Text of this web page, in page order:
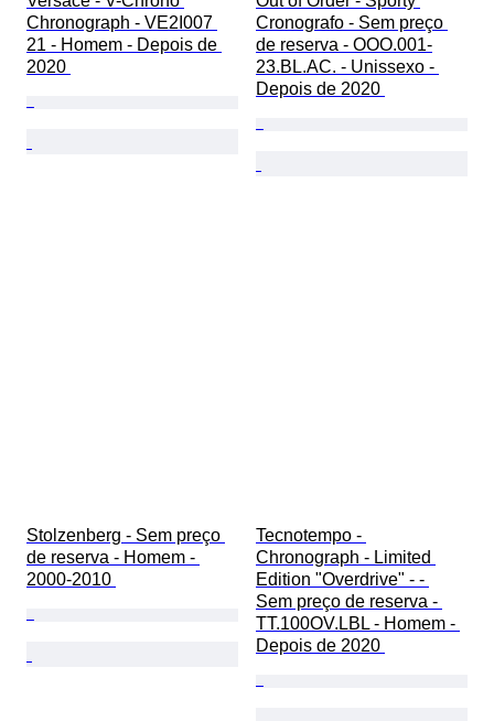
Chronograph - VE2I007
21 - Homem - Depois de
2020
Cronografo - Sem preço
de reserva - OOO.001-
23.BL.AC. - Unissexo -
Depois de 2020
Stolzenberg - Sem preço
de reserva - Homem -
2000-2010
Tecnotempo -
Chronograph - Limited
Edition "Overdrive" - -
Sem preço de reserva -
TT.100OV.LBL - Homem -
Depois de 2020